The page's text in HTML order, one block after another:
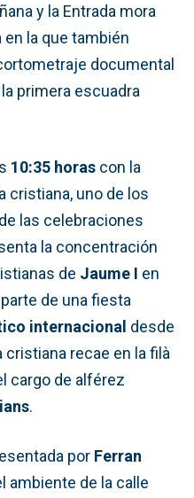
y la Entrada mora
en la que también
documental
primera escuadra
10:35 horas con la
cristiana, uno de los
las celebraciones
la concentración
de Jaume I en
de una fiesta
internacional desde
cristiana recae en la filà
cargo de alférez
.
por Ferran
ambiente de la calle